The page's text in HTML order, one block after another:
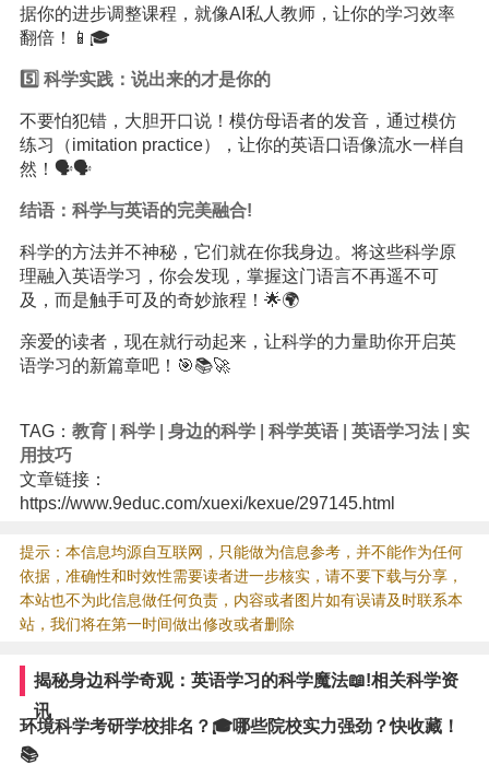
据你的进步调整课程，就像AI私人教师，让你的学习效率
翻倍！📱🎓
5️⃣ 科学实践：说出来的才是你的
不要怕犯错，大胆开口说！模仿母语者的发音，通过模仿
练习（imitation practice），让你的英语口语像流水一样自
然！🗣️🗣️
结语：科学与英语的完美融合!
科学的方法并不神秘，它们就在你我身边。将这些科学原
理融入英语学习，你会发现，掌握这门语言不再遥不可
及，而是触手可及的奇妙旅程！🌟🌍
亲爱的读者，现在就行动起来，让科学的力量助你开启英
语学习的新篇章吧！🎯📚🚀
TAG： 教育| 科学| 身边的科学| 科学英语| 英语学习法| 实
用技巧
文章链接：
https://www.9educ.com/xuexi/kexue/297145.html
提示：本信息均源自互联网，只能做为信息参考，并不能作为任何
依据，准确性和时效性需要读者进一步核实，请不要下载与分享，
本站也不为此信息做任何负责，内容或者图片如有误请及时联系本
站，我们将在第一时间做出修改或者删除
揭秘身边科学奇观：英语学习的科学魔法📖!相关科学资
讯
环境科学考研学校排名？🎓哪些院校实力强劲？快收藏！
📚